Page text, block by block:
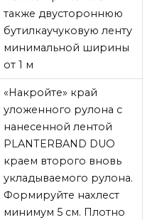
также двустороннюю
бутилкаучуковую ленту
минимальной ширины
от 1 м
«Накройте» край
уложенного рулона с
нанесенной лентой
PLANTERBAND DUO
краем второго вновь
укладываемого рулона.
Формируйте нахлест
минимум 5 см. Плотно